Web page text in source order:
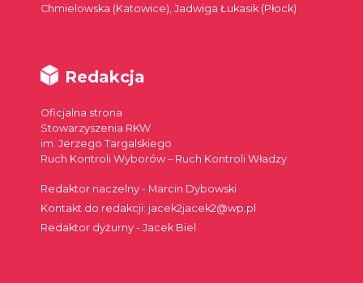
Chmielowska (Katowice), Jadwiga Łukasik (Płock)
Redakcja
Oficjalna strona
Stowarzyszenia RKW
im. Jerzego Targalskiego
Ruch Kontroli Wyborów – Ruch Kontroli Władzy
Redaktor naczelny - Marcin Dybowski
Kontakt do redakcji: jacek2jacek2@wp.pl
Redaktor dyżurny - Jacek Biel